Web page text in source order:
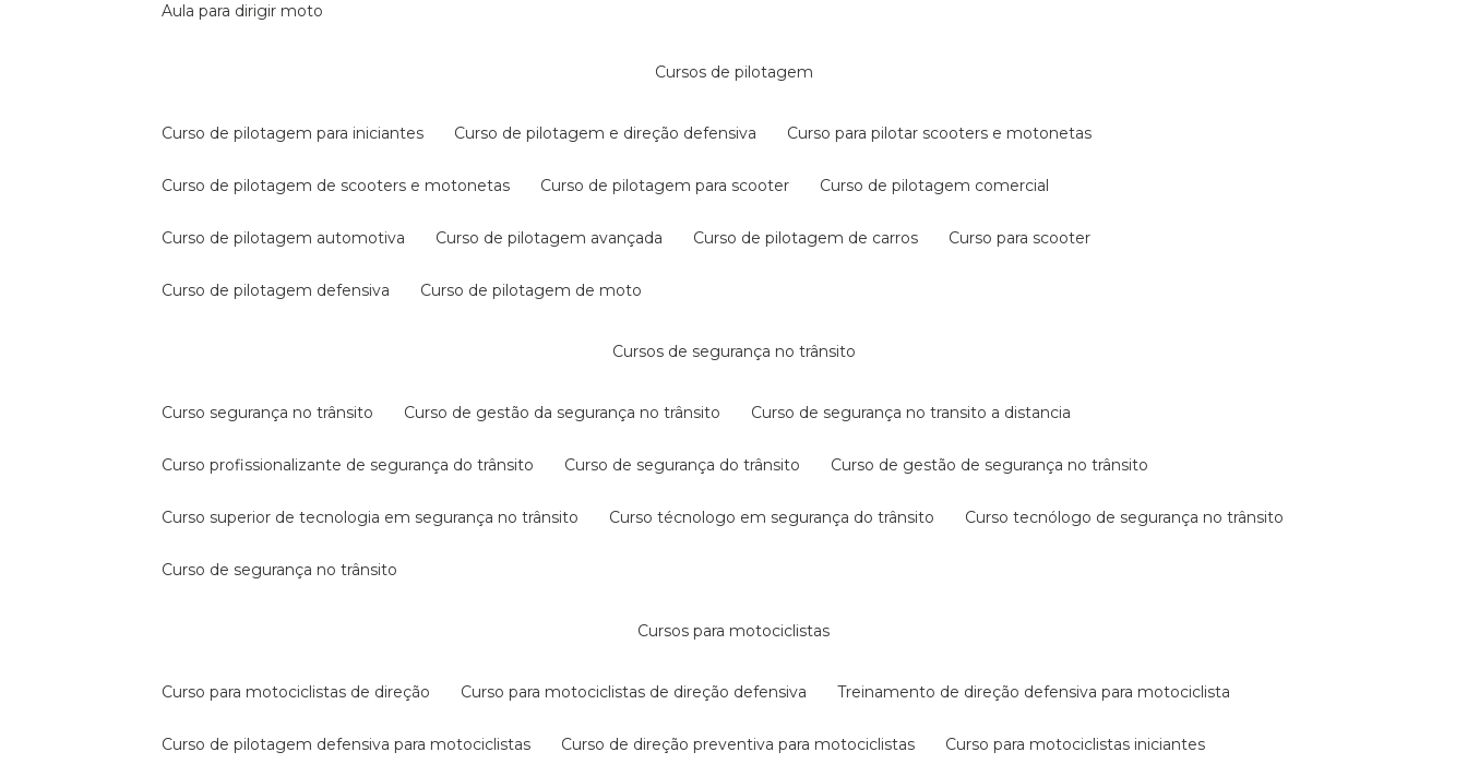
aula para dirigir moto
cursos de pilotagem
curso de pilotagem para iniciantes curso de pilotagem e direção defensiva curso para pilotar scooters e motonetas
curso de pilotagem de scooters e motonetas curso de pilotagem para scooter curso de pilotagem comercial
curso de pilotagem automotiva curso de pilotagem avançada curso de pilotagem de carros curso para scooter
curso de pilotagem defensiva curso de pilotagem de moto
cursos de segurança no trânsito
curso segurança no trânsito curso de gestão da segurança no trânsito curso de segurança no transito a distancia
curso profissionalizante de segurança do trânsito curso de segurança do trânsito curso de gestão de segurança no trânsito
curso superior de tecnologia em segurança no trânsito curso técnologo em segurança do trânsito curso tecnólogo de segurança no trânsito
curso de segurança no trânsito
cursos para motociclistas
curso para motociclistas de direção curso para motociclistas de direção defensiva treinamento de direção defensiva para motociclista
curso de pilotagem defensiva para motociclistas curso de direção preventiva para motociclistas curso para motociclistas iniciantes